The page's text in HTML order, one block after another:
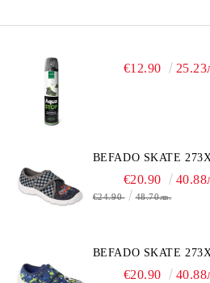
€12.90
BEFADO SKATE
€20.90
€24.90 48.70лв.
BEFADO SKATE
€20.90